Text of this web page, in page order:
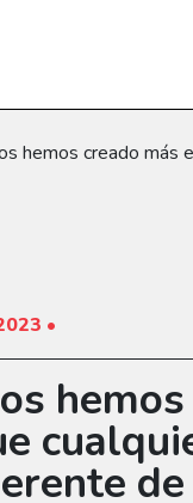
hemos creado más
•